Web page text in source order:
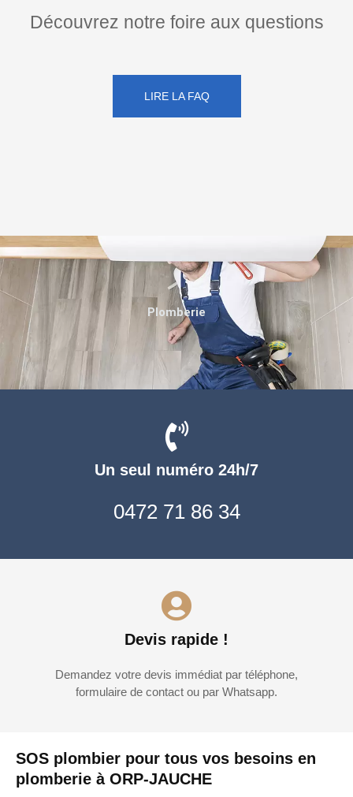
Découvrez notre foire aux questions
LIRE LA FAQ
SOS plombier pour tous vos besoins en
plomberie à ORP-JAUCHE
Un seul numéro 24h/7
0472 71 86 34
Devis rapide !
Demandez votre devis immédiat par téléphone,
formulaire de contact ou par Whatsapp.
Plomberie